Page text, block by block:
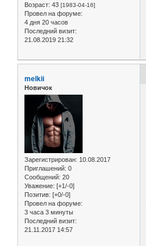
Возраст: 43 [1983-04-16]
Провел на форуме:
4 дня 20 часов
Последний визит:
21.08.2019 21:32
melkii
Новичок
Зарегистрирован: 10.08.2017
Приглашений: 0
Сообщений: 20
Уважение: [+1/-0]
Позитив: [+0/-0]
Провел на форуме:
3 часа 3 минуты
Последний визит:
21.11.2017 14:57